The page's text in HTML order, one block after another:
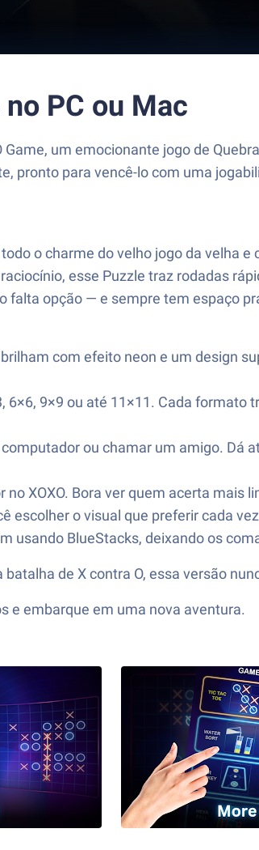
PC ou Mac
um emocionante jogo de
pronto para vencê-lo com uma
o charme do velho jogo da velha
esse Puzzle traz rodadas
falta opção — e sempre tem espaço
com efeito neon e um design
6×6, 9×9 ou até 11×11. Cada
ou chamar um amigo. Dá
XOXO. Bora ver quem acerta mais
escolher o visual que preferir cada
usando BlueStacks, deixando os
de X contra O, essa versão
e embarque em uma nova aventura.